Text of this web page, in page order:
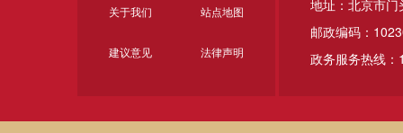
地址：北京市
邮政编码：
政务服务热线：
关于我们 站点地图
建议意见 法律声明